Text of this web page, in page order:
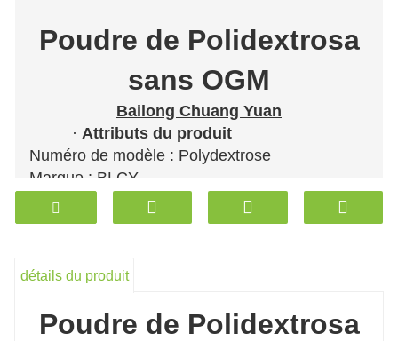
Poudre de Polidextrosa
sans OGM
Bailong Chuang Yuan
· Attributs du produit
Numéro de modèle : Polydextrose
Marque : BLCY
Types de : Édulcorants
·Capacité d'approvisionnement et
Conditionnement : Sac
Productivité : 5000t/mois
Transport : Océan,Terre,Air,Express
Lieu d'origine : Dezhou, Chine
détails du produit
Poudre de Polidextrosa